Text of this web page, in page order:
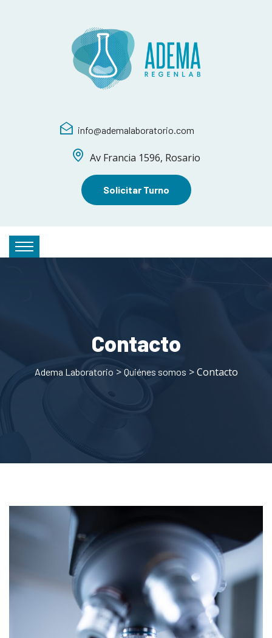
info@ademalaboratorio.com
Av Francia 1596, Rosario
Solicitar Turno
Contacto
Adema Laboratorio > Quiénes somos > Contacto